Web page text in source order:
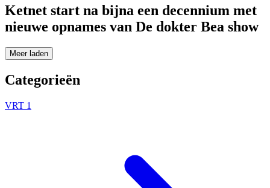
Ketnet start na bijna een decennium met
nieuwe opnames van De dokter Bea show
Meer laden
Categorieën
VRT 1